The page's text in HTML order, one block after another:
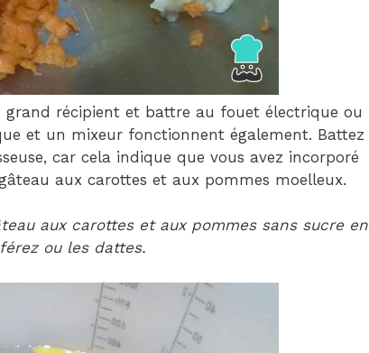
récipient et battre au fouet électrique ou
et un mixeur fonctionnent également. Battez
car cela indique que vous avez incorporé
aux carottes et aux pommes moelleux.
aux carottes et aux pommes sans sucre en
ou les dattes.